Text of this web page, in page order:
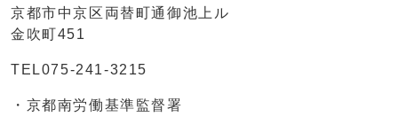
京都市中京区両替町通御池上ル
金吹町451
TEL075-241-3215
・京都南労働基準監督署